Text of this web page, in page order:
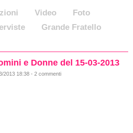
Video
Foto
Grande Fratello
e Donne del 15-03-2013
2013 18:38 - 2 commenti